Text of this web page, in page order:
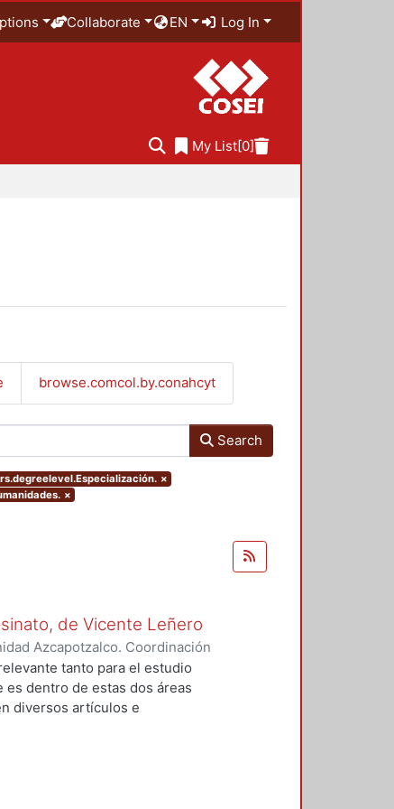
Collaborate EN Log In
My List[0]
browse.comcol.by.conahcyt
Search
×
×
de Vicente Leñero
Azcapotzalco. Coordinación
Jesús Iván
tanto para el estudio
dentro de estas dos áreas
diversos artículos e